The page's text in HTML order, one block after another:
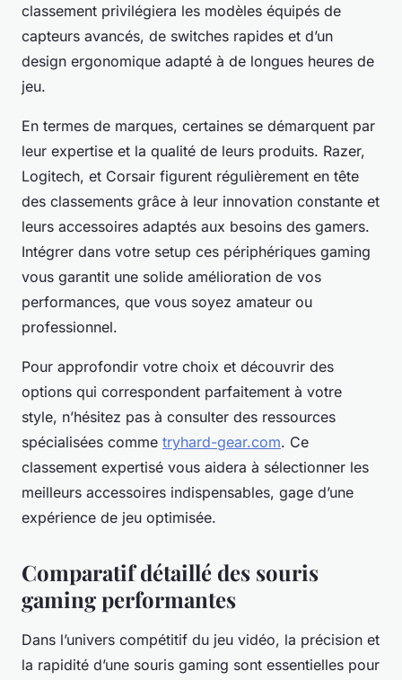
classement privilégiera les modèles équipés de
capteurs avancés, de switches rapides et d’un
design ergonomique adapté à de longues heures de
jeu.
En termes de marques, certaines se démarquent par
leur expertise et la qualité de leurs produits. Razer,
Logitech, et Corsair figurent régulièrement en tête
des classements grâce à leur innovation constante et
leurs accessoires adaptés aux besoins des gamers.
Intégrer dans votre setup ces périphériques gaming
vous garantit une solide amélioration de vos
performances, que vous soyez amateur ou
professionnel.
Pour approfondir votre choix et découvrir des
options qui correspondent parfaitement à votre
style, n’hésitez pas à consulter des ressources
spécialisées comme tryhard-gear.com. Ce
classement expertisé vous aidera à sélectionner les
meilleurs accessoires indispensables, gage d’une
expérience de jeu optimisée.
Comparatif détaillé des souris
gaming performantes
Dans l’univers compétitif du jeu vidéo, la précision et
la rapidité d’une souris gaming sont essentielles pour